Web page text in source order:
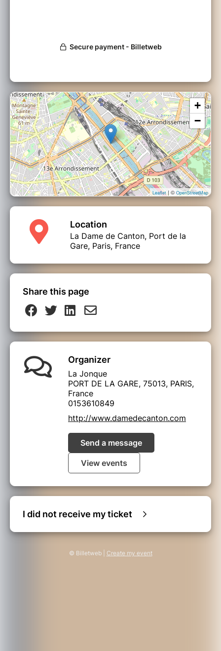
Cette production est distribuée par Wagram et
a été enregistrée à Nashville (Etats-Unis) dans
Motorcycle Club), et masterisé par Brian
Lucey (Royal Blood, The Black Keys, Arctic
Monkeys), pour un rendu des plus
professionnels, et qu’ils ont pu mettre en
pratique dans différentes salles parisiennes, du
Supersonic à la Boule Noire..
Le duo de frères de Captain Obvious est
certes jeune, 20 et 22 ans, mais joue ensemble
dans des groupes depuis près de 10 ans, une
vie dédiée à la musique. Leurs influences vont
dans tous les sens, de Rage Against the
Machine à Royal Blood, en passant par les
Beastie Boys, Slaves et les White Stripes !
Pour leur premier EP, Angus et Joseph ont
travaillé tout 2018 pour l’écrire et le produire,
avec en avant des thèmes chers à la jeunesse :
la folie… Le tout mis en musique dans une
intense énergie incontrôlable. Attention, à
Ils reviennent encore plus fort avec un second
EP “Let’s Do Porn”, enregistré cette fois-ci
encore et toujours masterisé par Brian Lucey !
En bref, du lourd ! La sortie est prévue le 7 mai
+
−
Leaflet| ©OpenStreetMap
Location
La Dame de Canton, Port de la
Gare, Paris, France
Share this page
Organizer
La Jonque
PORT DE LA GARE, 75013, PARIS,
France
0153610849
http://www.damedecanton.com
Send a message
View events
I did not receive my ticket
© Billetweb | Create my event